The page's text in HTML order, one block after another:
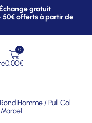
gratuit
50€ offerts à partir de
0,00€
0
Homme / Pull Col